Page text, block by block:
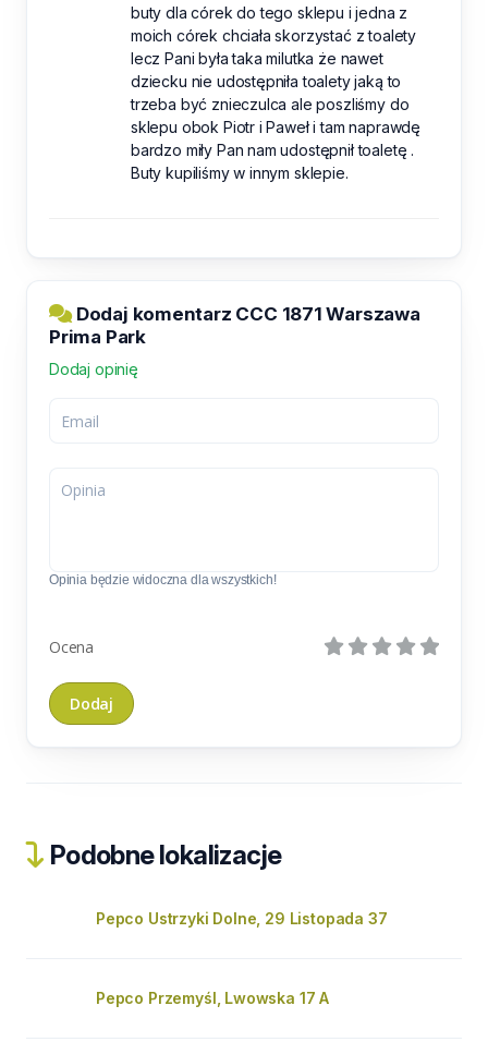
buty dla córek do tego sklepu i jedna z
moich córek chciała skorzystać z toalety
lecz Pani była taka milutka że nawet
dziecku nie udostępniła toalety jaką to
trzeba być znieczulca ale poszliśmy do
sklepu obok Piotr i Paweł i tam naprawdę
bardzo miły Pan nam udostępnił toaletę .
Buty kupiliśmy w innym sklepie.
Dodaj komentarz CCC 1871 Warszawa
Prima Park
Dodaj opinię
Opinia będzie widoczna dla wszystkich!
Ocena
Podobne lokalizacje
Pepco Ustrzyki Dolne, 29 Listopada 37
Pepco Przemyśl, Lwowska 17 A